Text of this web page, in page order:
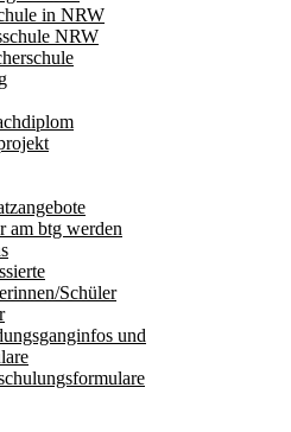
in NRW
NRW
am btg werden
Schüler
und